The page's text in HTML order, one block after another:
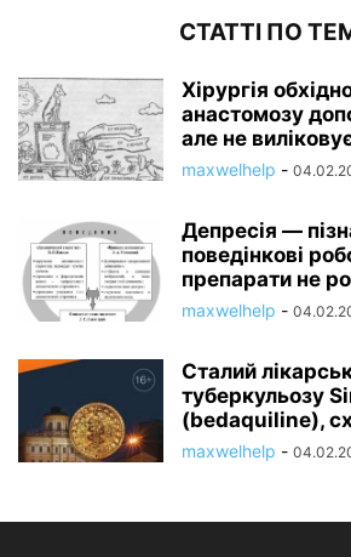
СТАТТІ ПО
Хірургія
анастомозу
але не
maxwelhelp -
Депресія —
поведінкові
препарати не
maxwelhelp -
Сталий
туберкульозу
(bedaquiline),
maxwelhelp -